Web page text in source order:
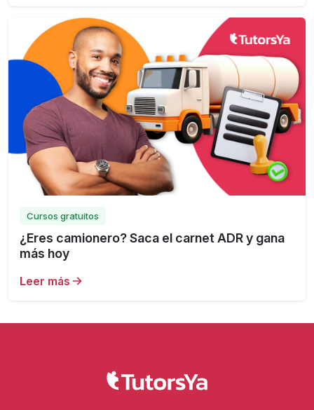
Cursos gratuitos
¿Eres camionero? Saca el carnet ADR y gana
más hoy
Leer más